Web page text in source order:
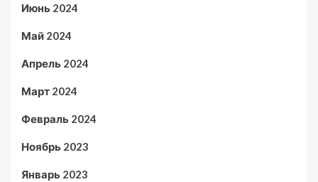
Июнь 2024
Май 2024
Апрель 2024
Март 2024
Февраль 2024
Ноябрь 2023
Январь 2023